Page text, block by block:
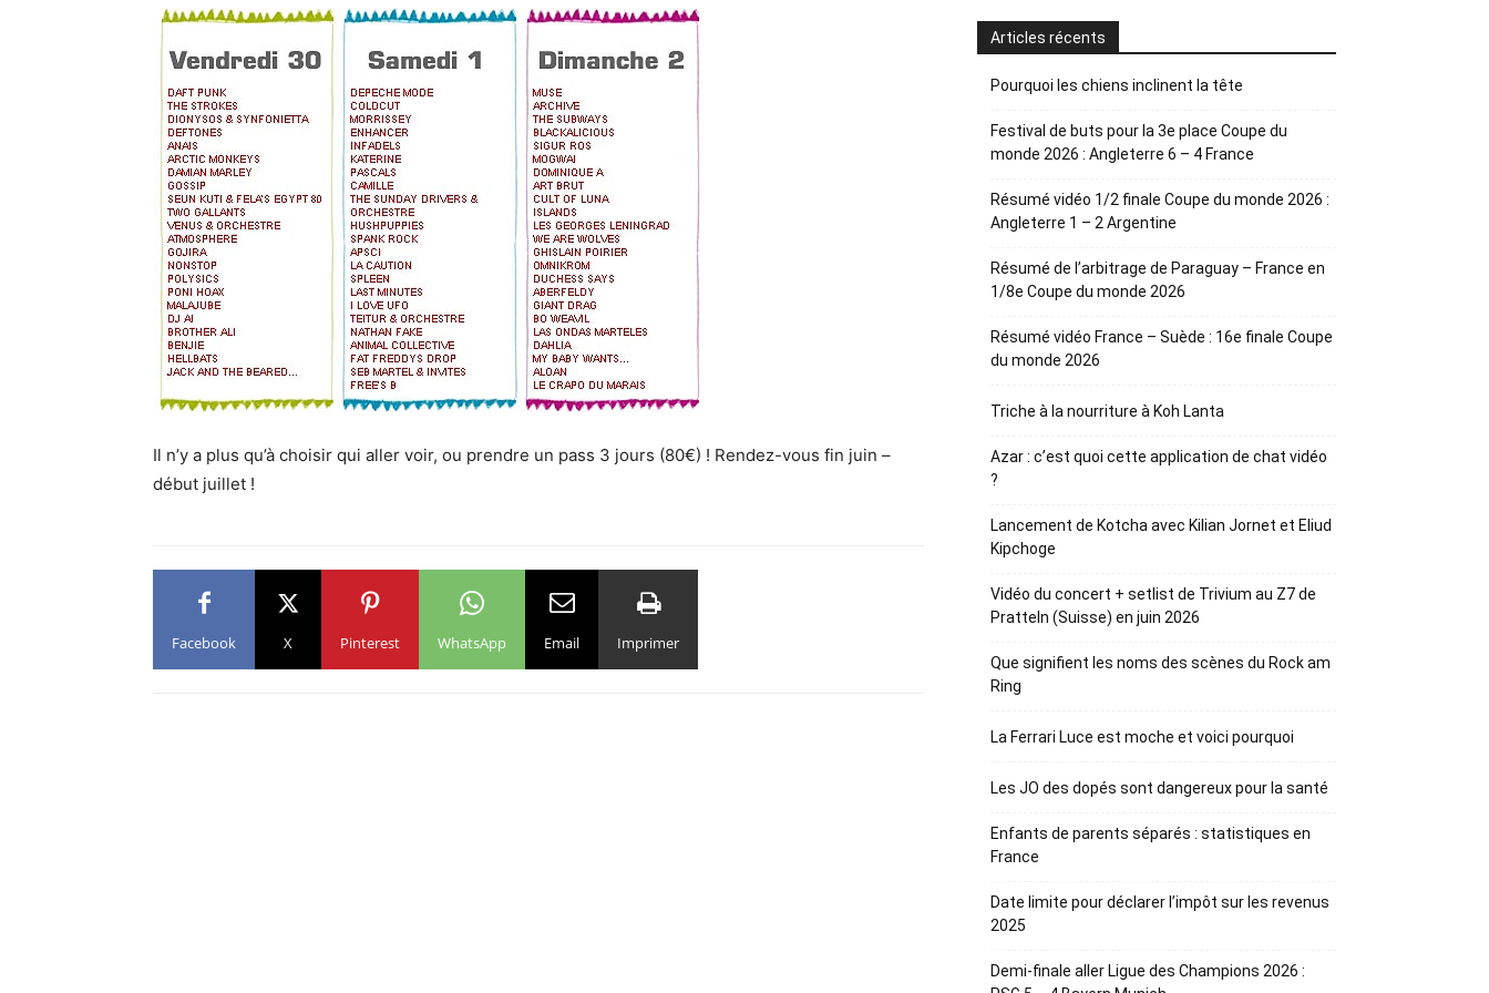
Il n’y a plus qu’à choisir qui aller voir, ou prendre un pass 3 jours (80€) ! Rendez-vous fin juin –
début juillet !
Facebook X Pinterest WhatsApp Email Imprimer
Articles récents
Pourquoi les chiens inclinent la tête
Festival de buts pour la 3e place Coupe du
monde 2026 : Angleterre 6 – 4 France
Résumé vidéo 1/2 finale Coupe du monde 2026 :
Angleterre 1 – 2 Argentine
Résumé de l’arbitrage de Paraguay – France en
1/8e Coupe du monde 2026
Résumé vidéo France – Suède : 16e finale Coupe
du monde 2026
Triche à la nourriture à Koh Lanta
Azar : c’est quoi cette application de chat vidéo
?
Lancement de Kotcha avec Kilian Jornet et Eliud
Kipchoge
Vidéo du concert + setlist de Trivium au Z7 de
Pratteln (Suisse) en juin 2026
Que signifient les noms des scènes du Rock am
Ring
La Ferrari Luce est moche et voici pourquoi
Les JO des dopés sont dangereux pour la santé
Enfants de parents séparés : statistiques en
France
Date limite pour déclarer l’impôt sur les revenus
2025
Demi-finale aller Ligue des Champions 2026 :